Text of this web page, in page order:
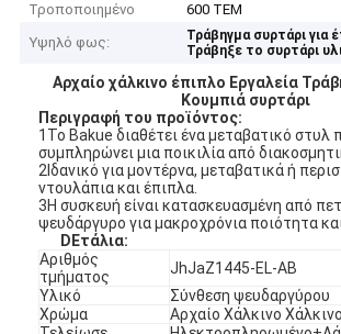
Τροποποιημένο
600 ΤΕΜ
Υψηλό φως:
Τράβηγμα συρτάρι για
Τράβηξε το συρτάρι
Αρχαίο χάλκινο έπιπλο Εργαλεία
Κουμπιά συρτάρι
Περιγραφή του προϊόντος:
1Το Bakue διαθέτει ένα μεταβατικό στυλ
συμπληρώνει μια ποικιλία από
2Ιδανικό για μοντέρνα, μεταβατικά ή
ντουλάπια και έπιπλα.
3Η συσκευή είναι κατασκευασμένη από
ψευδάργυρο για μακροχρόνια ποιότητα
D Ετάλια:
Αριθμός
τμήματος
JhJaZ1445-EL-AB
Υλικό
Σύνθεση ψευδαργύρου
Χρώμα
Αρχαίο Χάλκινο Χάλκινο